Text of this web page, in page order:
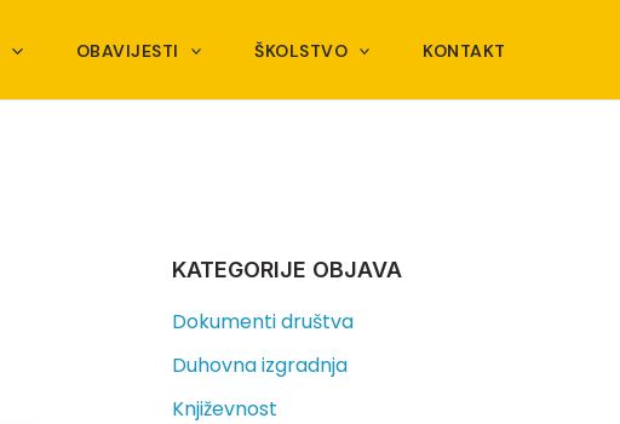
OBAVIJESTI ŠKOLSTVO KONTAKT
KATEGORIJE OBJAVA
Dokumenti društva
Duhovna izgradnja
Književnost